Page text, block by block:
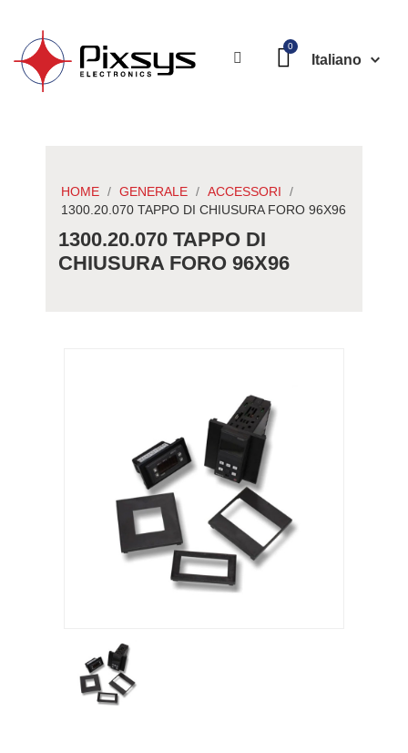
Italiano
HOME GENERALE
ACCESSORI
1300.20.070 TAPPO DI CHIUSURA FORO 96X96
1300.20.070 TAPPO DI
CHIUSURA FORO 96X96